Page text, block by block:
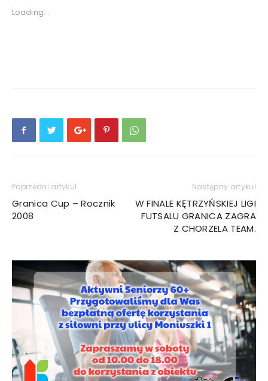
Loading...
Poprzedni artykuł
Granica Cup – Rocznik
2008
Następny artykuł
W FINALE KĘTRZYŃSKIEJ LIGI
FUTSALU GRANICA ZAGRA
Z CHORZELA TEAM.